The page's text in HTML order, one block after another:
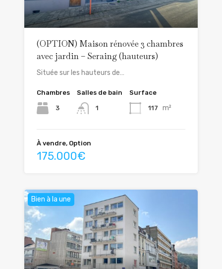
(OPTION) Maison rénovée 3 chambres
avec jardin – Seraing (hauteurs)
Située sur les hauteurs de…
Chambres
3
Salles de bain
1
Surface
117 m²
À vendre, Option
175.000€
Bien à la une